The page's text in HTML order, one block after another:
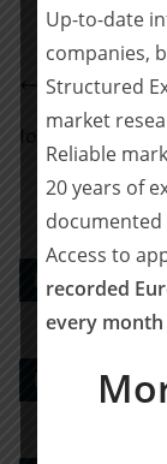
Houlihan
finanzen.net
IonKraft
um die
PE DEALS
M&A-Advisor
Up-to-date
companies,
Structured
market
Reliable
20 years of
documented
Access to
recorded
every month